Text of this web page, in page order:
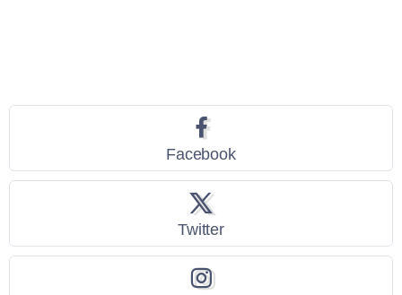
Facebook
Twitter